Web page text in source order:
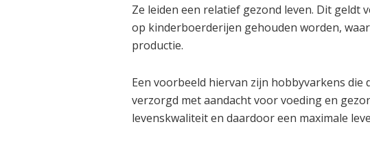
Ze leiden een relatief gezond leven. Dit geldt
op kinderboerderijen gehouden worden,
productie.
Een voorbeeld hiervan zijn hobbyvarkens
verzorgd met aandacht voor voeding en
levenskwaliteit en daardoor een maximale